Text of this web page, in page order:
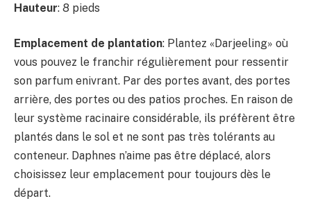
Hauteur: 8 pieds
Emplacement de plantation: Plantez «Darjeeling» où
vous pouvez le franchir régulièrement pour ressentir
son parfum enivrant. Par des portes avant, des portes
arrière, des portes ou des patios proches. En raison de
leur système racinaire considérable, ils préfèrent être
plantés dans le sol et ne sont pas très tolérants au
conteneur. Daphnes n’aime pas être déplacé, alors
choisissez leur emplacement pour toujours dès le
départ.